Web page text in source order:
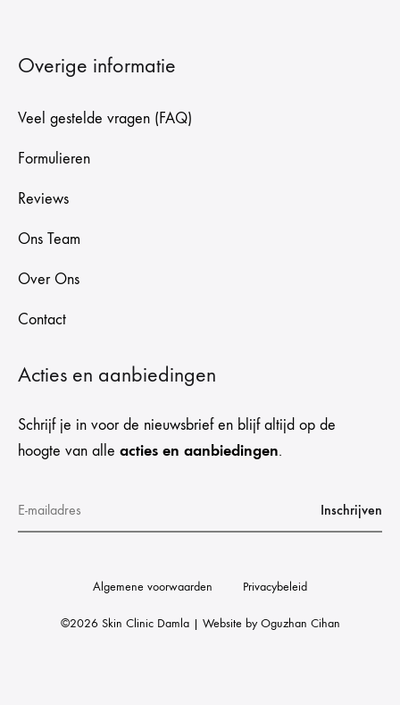
Overige informatie
Veel gestelde vragen (FAQ)
Formulieren
Reviews
Ons Team
Over Ons
Contact
Acties en aanbiedingen
Schrijf je in voor de nieuwsbrief en blijf altijd op de
hoogte van alle acties en aanbiedingen.
©2026 Skin Clinic Damla | Website byOguzhan Cihan
Algemene voorwaarden Privacybeleid